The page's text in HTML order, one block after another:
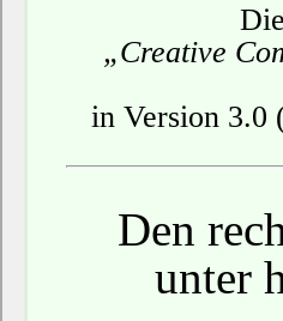
„Creative
in Version 3.0
Den
unter